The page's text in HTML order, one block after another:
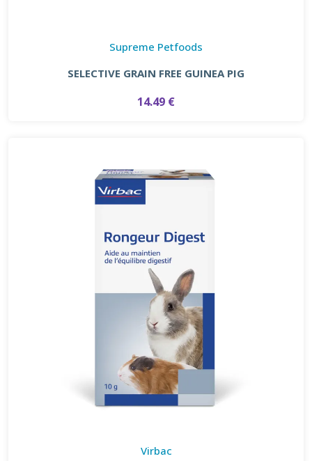
Supreme Petfoods
SELECTIVE GRAIN FREE GUINEA PIG
14.49 €
Virbac